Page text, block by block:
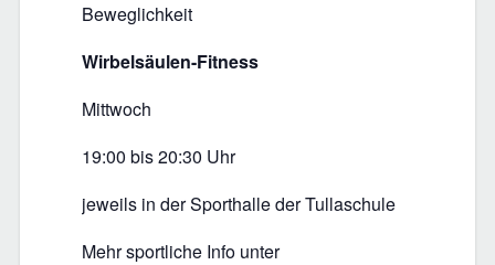
Beweglichkeit
Wirbelsäulen-Fitness
Mittwoch
19:00 bis 20:30 Uhr
jeweils in der Sporthalle der Tullaschule
Mehr sportliche Info unter